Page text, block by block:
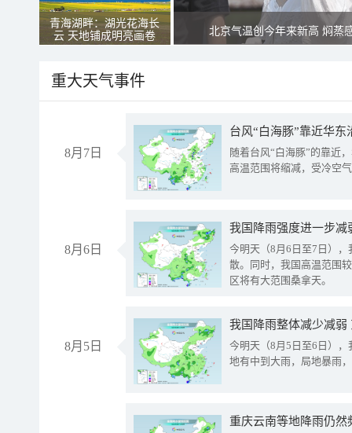
青海湖畔：湖光花海长
云 天地铺成明亮画卷
北京气温创今年来新高 焖蒸
重大天气事件
8月7日
台风“白海豚”靠近华
随着台风“白海豚”的靠近
高温范围将缩减，受冷空
8月6日
今明天（8月6日至7日）
散。同时，我国高温范围
区将有大范围桑拿天。
8月5日
我国降雨整体减少减弱
今明天（8月5日至6日）
地有中到大雨，局地暴雨
重庆云南等地降雨仍然